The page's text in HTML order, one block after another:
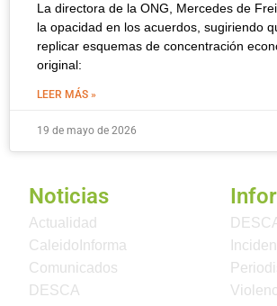
La directora de la ONG, Mercedes de
la opacidad en los acuerdos, sugiriendo
replicar esquemas de concentración
original:
LEER MÁS »
19 de mayo de 2026
Noticias
Actualidad
CaleidoInforma
Comunicados
DESCA